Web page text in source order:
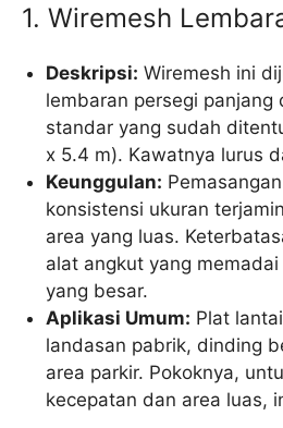
1. Wiremesh
Deskripsi: Wiremesh ini
lembaran persegi panjang
standar yang sudah
x 5.4 m). Kawatnya lurus
Keunggulan:
konsistensi ukuran
area yang luas.
alat angkut yang
yang besar.
Aplikasi Umum: Plat
landasan pabrik, dinding
area parkir. Pokoknya,
kecepatan dan area luas,